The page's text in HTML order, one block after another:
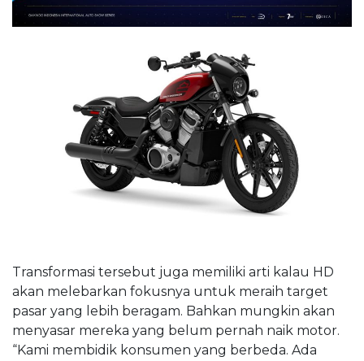
Transformasi tersebut juga memiliki arti kalau HD
akan melebarkan fokusnya untuk meraih target
pasar yang lebih beragam. Bahkan mungkin akan
menyasar mereka yang belum pernah naik motor.
“Kami membidik konsumen yang berbeda. Ada